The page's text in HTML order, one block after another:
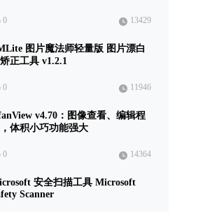
0 13429
图片魔法师轻量版 图片漂白
正工具 v1.2.1
0 11946
v4.70：图像查看、编辑程
体积小巧功能强大
0 14364
安全扫描工具 Microsoft
Scanner